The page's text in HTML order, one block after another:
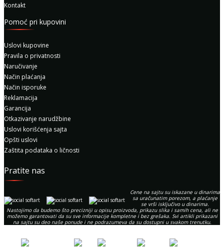
Kontakt
Pomoć pri kupovini
Uslovi kupovine
Pravila o privatnosti
Naručivanje
Način plaćanja
Način isporuke
Reklamacija
Garancija
Otkazivanje narudžbine
Uslovi korišćenja sajta
Opšti uslovi
Zaštita podataka o ličnosti
Pratite nas
Cene na sajtu su iskazane u dinarima
sa uračunatim porezom, a plaćanje
se vrši isključivo u dinarima.
Nastojimo da budemo što precizniji u opisu proizvoda, prikazu slika i samih cena, ali ne
možemo garantovati da su sve informacije kompletne i bez grešaka. Svi artikli prikazani
na sajtu su deo naše ponude i ne podrazumeva da su dostupni u svakom trenutku.